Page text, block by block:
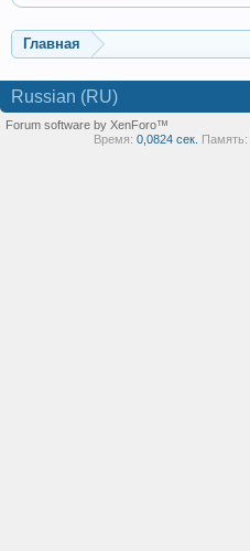
Главная
Russian (RU)
Forum software by XenForo™
Время: 0,0824 сек. Память: